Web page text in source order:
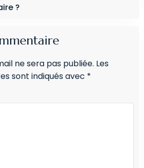
?
ne sera pas publiée. Les
sont indiqués avec *